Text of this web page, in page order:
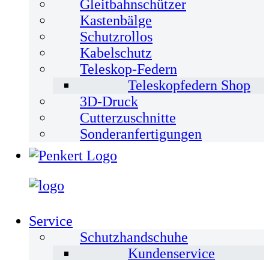
Gleitbahnschützer
Kastenbälge
Schutzrollos
Kabelschutz
Teleskop-Federn
Teleskopfedern Shop
3D-Druck
Cutterzuschnitte
Sonderanfertigungen
Service
Schutzhandschuhe
Kundenservice